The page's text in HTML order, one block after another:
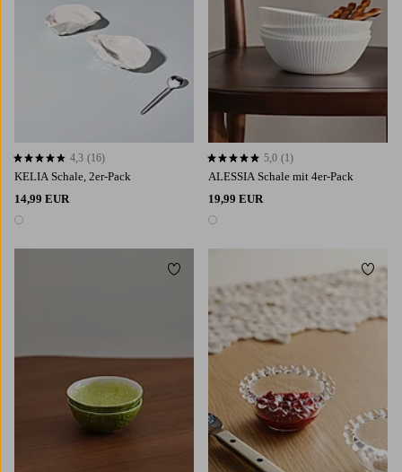
KELIA Schale, 2er-Pack
14,99 EUR
1 Farbe
4,3 basierend auf 16 Bewertungen
4,3 (16)
ALESSIA Schale mit 4er-Pack
19,99 EUR
1 Farbe
5,0 basierend auf 1 Bewertungen
5,0 (1)
Zu Favoriten hinzufügen Zu